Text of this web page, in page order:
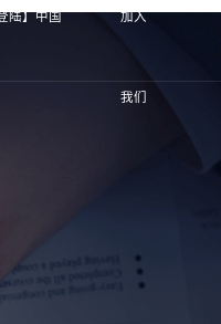
陆】中国 加入
我们